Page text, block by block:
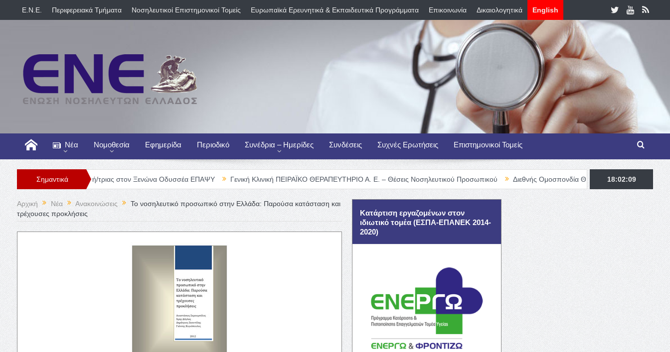
E.N.E. Περιφερειακά Τμήματα Νοσηλευτικοί Επιστημονικοί Τομείς Ευρωπαϊκά Ερευνητικά & Εκπαιδευτικά Προγράμματα Επικοινωνία Δικαιολογητικά English
Νέα Νομοθεσία Εφημερίδα Περιοδικό Συνέδρια – Ημερίδες Συνδέσεις Συχνές Ερωτήσεις Επιστημονικοί Τομείς
Σημαντικά
Νοσηλευτή/τριας στον Ξενώνα Οδυσσέα ΕΠΑΨΥ Γενική Κλινική ΠΕΙΡΑΪΚΟ ΘΕΡΑΠΕΥΤΗΡΙΟ Α. Ε. – Θέσεις Νοσηλευτικού Προσωπικού Διεθνής Ομοσπονδία Θαλασσαιμίας – TIF Fellowship
18:02:10
Αρχική Νέα Ανακοινώσεις
To νοσηλευτικό προσωπικό στην Ελλάδα: Παρούσα κατάσταση και
τρέχουσες προκλήσεις
Κατάρτιση εργαζομένων στον
ιδιωτικό τομέα (ΕΣΠΑ-ΕΠΑΝΕΚ 2014-
2020)